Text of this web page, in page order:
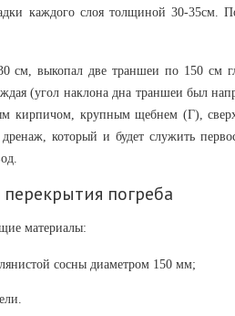
каждого слоя толщиной 30-35см.
см, выкопал две траншеи по 150 см
(угол наклона дна траншеи был
кирпичом, крупным щебнем (Г),
который и будет служить
погреба
материалы:
сосны диаметром 150 мм;